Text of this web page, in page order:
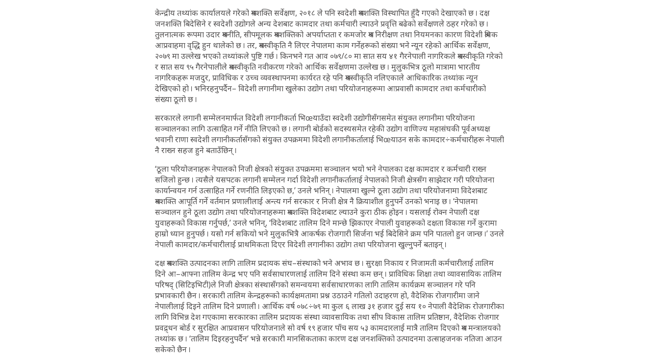
केन्द्रीय तथ्यांक कार्यालयले गरेको श्रमशक्ति सर्वेक्षण, २०१८ ले पनि स्वदेशी श्रमशक्ति विस्थापित हुँदै गएको देखाएको छ । दक्ष
जनशक्ति बिदेसिने र स्वदेशी उद्योगले अन्य देशबाट कामदार तथा कर्मचारी ल्याउने प्रवृत्ति बढेको सर्वेक्षणले ठहर गरेको छ ।
तुलनात्मक रूपमा उदार श्रमनीति, सीपमूलक श्रमशक्तिको अपर्याप्तता र कमजोर श्रम निरीक्षण तथा नियमनका कारण विदेशी श्रमिक
आप्रवाहमा वृद्धि हुन थालेको छ । तर, श्रमस्वीकृति नै लिएर नेपालमा काम गर्नेहरूको संख्या भने न्यून रहेको आर्थिक सर्वेक्षण,
२०७९ मा उल्लेख भएको तथ्यांकले पुष्टि गर्छ । किनभने गत आव ०७९/८० मा सात सय ४१ गैरनेपाली नागरिकले श्रमस्वीकृति गरेको
र सात सय ९५ गैरनेपालीले श्रमस्वीकृति नवीकरण गरेको आर्थिक सर्वेक्षणमा उल्लेख छ । मुलुकभित्र ठूलो मात्रामा भारतीय
नागरिकहरू मजदुर, प्राविधिक र उच्च व्यवस्थापनमा कार्यरत रहे पनि श्रमस्वीकृति नलिएकाले आधिकारिक तथ्यांक न्यून
देखिएको हो । भनिरहनुपर्दैन– विदेशी लगानीमा खुलेका उद्योग तथा परियोजनाहरूमा आप्रवासी कामदार तथा कर्मचारीको
संख्या ठूलो छ ।
सरकारले लगानी सम्मेलनमार्फत विदेशी लगानीकर्ता भिœयाउँदा स्वदेशी उद्योगीसँगसमेत संयुक्त लगानीमा परियोजना
सञ्चालनका लागि उत्साहित गर्ने नीति लिएको छ । लगानी बोर्डको सदस्यसमेत रहेकी उद्योग वाणिज्य महासंघकी पूर्वअध्यक्ष
भवानी राणा स्वदेशी लगानीकर्तासँगको संयुक्त उपक्रममा विदेशी लगानीकर्तालाई भिœयाउन सके कामदार÷कर्मचारीहरू नेपाली
नै राख्न सहज हुने बताउँछिन् ।
‘ठूला परियोजनाहरू नेपालको निजी क्षेत्रको संयुक्त उपक्रममा सञ्चालन भयो भने नेपालका दक्ष कामदार र कर्मचारी राख्न
सजिलो हुन्छ । त्यसैले यसपटक लगानी सम्मेलन गर्दा विदेशी लगानीकर्तालाई नेपालको निजी क्षेत्रसँग साझेदार गरी परियोजना
कार्यान्वयन गर्न उत्साहित गर्ने रणनीति लिइएको छ,’ उनले भनिन् । नेपालमा खुल्ने ठूला उद्योग तथा परियोजनामा विदेशबाट
श्रमशक्ति आपूर्ति गर्ने वर्तमान प्रणालीलाई अन्त्य गर्न सरकार र निजी क्षेत्र नै क्रियाशील हुनुपर्ने उनको भनाइ छ । ‘नेपालमा
सञ्चालन हुने ठूला उद्योग तथा परियोजनाहरूमा श्रमशक्ति विदेशबाट ल्याउने कुरा ठीक होइन । यसलाई रोक्न नेपाली दक्ष
युवाहरूको विकास गर्नुपर्छ,’ उनले भनिन्, ‘विदेशबाट तालिम दिने मान्छे झिकाएर नेपाली युवाहरूको दक्षता विकास गर्ने कुरामा
हाम्रो ध्यान हुनुपर्छ । यसो गर्न सकियो भने मुलुकभित्रै आकर्षक रोजगारी सिर्जना भई बिदेसिने क्रम पनि पातलो हुन जान्छ ।’ उनले
नेपाली कामदार/कर्मचारीलाई प्राथमिकता दिएर विदेशी लगानीका उद्योग तथा परियोजना खुल्नुपर्ने बताइन् ।
दक्ष श्रमशक्ति उत्पादनका लागि तालिम प्रदायक संघ–संस्थाको भने अभाव छ । सुरक्षा निकाय र निजामती कर्मचारीलाई तालिम
दिने आ–आफ्ना तालिम केन्द्र भए पनि सर्वसाधारणलाई तालिम दिने संस्था कम छन् । प्राविधिक शिक्षा तथा व्यावसायिक तालिम
परिषद् (सिटिइभिटी)ले निजी क्षेत्रका संस्थासँगको समन्वयमा सर्वसाधारणका लागि तालिम कार्यक्रम सञ्चालन गरे पनि
प्रभावकारी छैन । सरकारी तालिम केन्द्रहरूको कार्यक्षमतामा प्रश्न उठाउने गतिलो उदाहरण हो, वैदेशिक रोजगारीमा जाने
नेपालीलाई दिइने तालिम दिने प्रणाली । आर्थिक वर्ष ०७८÷७९ मा कुल ६ लाख ३१ हजार दुई सय १० नेपाली वैदेशिक रोजगारीका
लागि विभिन्न देश गएकामा सरकारका तालिम प्रदायक संस्था व्यावसायिक तथा सीप विकास तालिम प्रतिष्ठान, वैदेशिक रोजगार
प्रवद्र्धन बोर्ड र सुरक्षित आप्रवासन परियोजनाले सो वर्ष १९ हजार पाँच सय ५३ कामदारलाई मात्रै तालिम दिएको श्रम मन्त्रालयको
तथ्यांक छ । ‘तालिम दिइरहनुपर्दैन’ भन्ने सरकारी मानसिकताका कारण दक्ष जनशक्तिको उत्पादनमा उत्साहजनक नतिजा आउन
सकेको छैन ।